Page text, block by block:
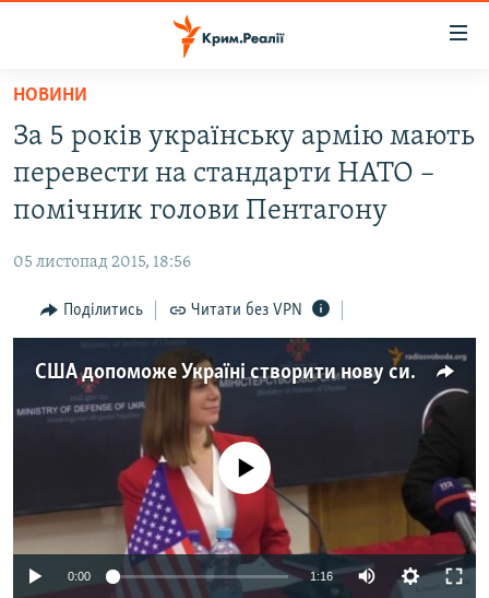
Перейти
основного
матеріалу
Перейти
до
основної
Перейти
до
пошуку
ВОДА.КРИМ
ВІДЕО ТА ФОТО
БЛОГИ
ПОГЛЯД
ВСЕ ЗА ДЕНЬ
ВІДЕОУРОКИ «ELIFBE»
СВІДЧЕННЯ ОКУПАЦІЇ
УКРАЇНСЬКА ПРОБЛЕМА КРИМУ
ЯК ОБІЙТИ БЛОКУВАННЯ
Русский
Qırımtatar
НОВИНИ
За 5 років українську армію мають
перевести на стандарти НАТО –
помічник голови Пентагону
05 листопад 2015, 18:56
Поділитись Читати без VPN
США допоможе Україні створити нову систему підготовки вояків
No media source currently available
0:00 1:16